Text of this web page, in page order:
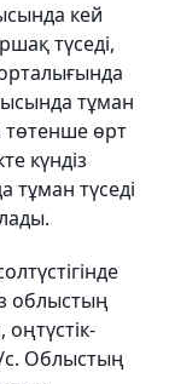
кей
түседі,
тұман
төтенше өрт
күндіз
тұман түседі
облыстың
оңтүстік-
с. Облыстың